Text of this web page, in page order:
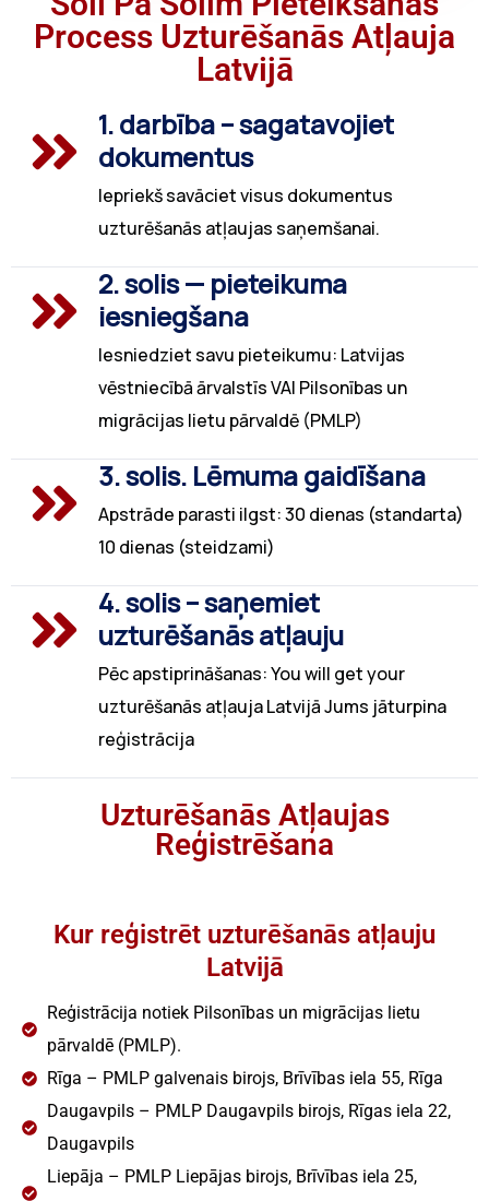
Process Uzturēšanās Atļauja
Latvijā
1. darbība – sagatavojiet
dokumentus
Iepriekš savāciet visus dokumentus
uzturēšanās atļaujas saņemšanai.
2. solis — pieteikuma
iesniegšana
Iesniedziet savu pieteikumu: Latvijas
vēstniecībā ārvalstīs VAI Pilsonības un
migrācijas lietu pārvaldē (PMLP)
3. solis. Lēmuma gaidīšana
Apstrāde parasti ilgst: 30 dienas (standarta)
10 dienas (steidzami)
4. solis – saņemiet
uzturēšanās atļauju
Pēc apstiprināšanas: You will get your
uzturēšanās atļauja Latvijā Jums jāturpina
reģistrācija
Uzturēšanās Atļaujas
Reģistrēšana
Kur reģistrēt uzturēšanās atļauju
Latvijā
Reģistrācija notiek Pilsonības un migrācijas lietu
pārvaldē (PMLP).
Rīga – PMLP galvenais birojs, Brīvības iela 55, Rīga
Daugavpils – PMLP Daugavpils birojs, Rīgas iela 22,
Daugavpils
Liepāja – PMLP Liepājas birojs, Brīvības iela 25,